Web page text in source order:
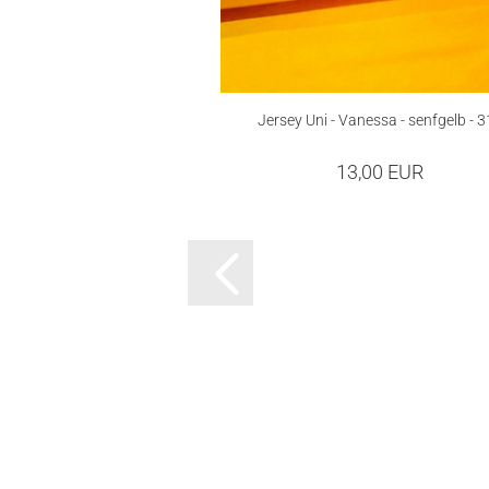
Jersey Uni - Vanessa - senfgelb -
13,00 EUR